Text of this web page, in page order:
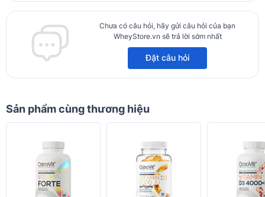
Chưa có câu hỏi, hãy gửi câu hỏi của bạn
WheyStore.vn sẽ trả lời sớm nhất
Đặt câu hỏi
Sản phẩm cùng thương hiệu